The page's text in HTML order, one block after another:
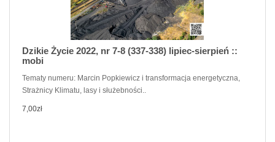
Dzikie Życie 2022, nr 7-8 (337-338) lipiec-sierpień ::
mobi
Tematy numeru: Marcin Popkiewicz i transformacja energetyczna,
Strażnicy Klimatu, lasy i służebności..
7,00zł